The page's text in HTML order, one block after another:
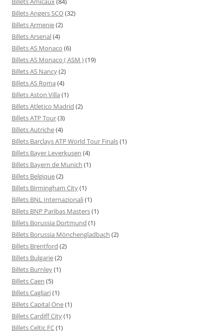
Billets Angers SCO(32)
Billets Armenie(2)
Billets Arsenal(4)
Billets AS Monaco (6)
Billets AS Monaco ( ASM )(19)
Billets AS Nancy(2)
Billets AS Roma (4)
Billets Aston Villa (1)
Billets Atletico Madrid (2)
Billets ATP Tour(3)
Billets Autriche(4)
Billets Barclays ATP World Tour Finals(1)
Billets Bayer Leverkusen (4)
Billets Bayern de Munich (1)
Billets Belgique(2)
Billets Birmingham City(1)
Billets BNL Internazionali(1)
Billets BNP Paribas Masters(1)
Billets Borussia Dortmund (1)
Billets Borussia Mönchengladbach (2)
Billets Brentford (2)
Billets Bulgarie(2)
Billets Burnley(1)
Billets Caen (5)
Billets Cagliari(1)
Billets Capital One(1)
Billets Cardiff City(1)
Billets Celtic FC(1)